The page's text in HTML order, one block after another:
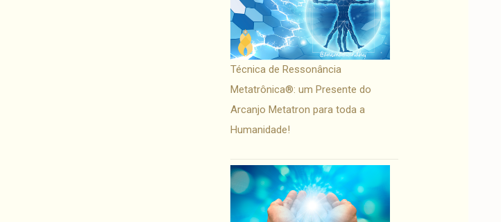
Técnica de Ressonância
Metatrônica®: um Presente do
Arcanjo Metatron para toda a
Humanidade!